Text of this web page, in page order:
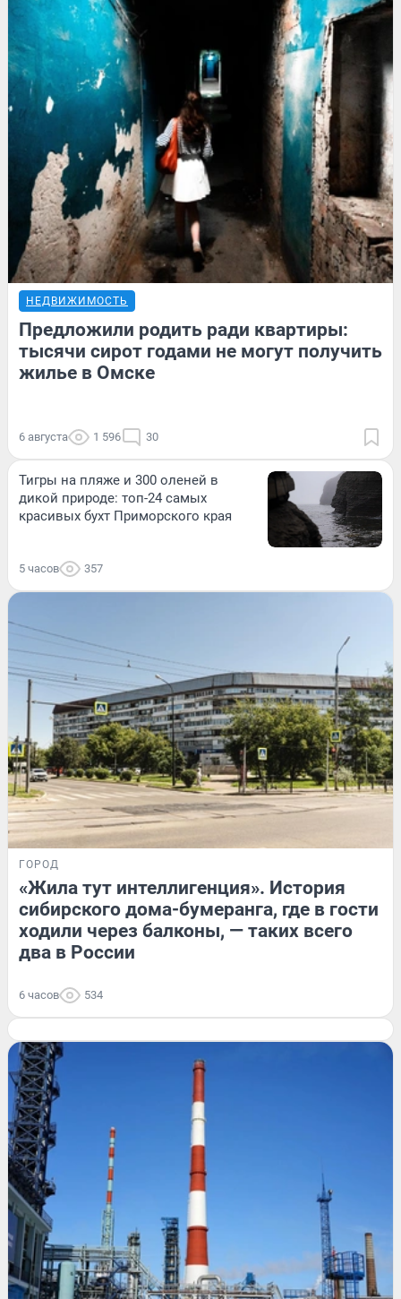
НЕДВИЖИМОСТЬ
Предложили родить ради квартиры:
тысячи сирот годами не могут получить
жилье в Омске
6 августа 1 596 30
Тигры на пляже и 300 оленей в
дикой природе: топ-24 самых
красивых бухт Приморского края
5 часов 357
ГОРОД
«Жила тут интеллигенция». История
сибирского дома-бумеранга, где в гости
ходили через балконы, — таких всего
два в России
6 часов 534